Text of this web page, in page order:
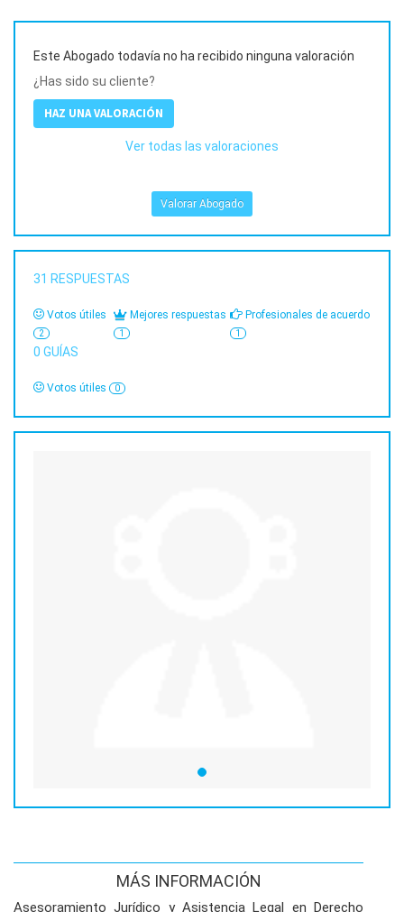
Este Abogado todavía no ha recibido ninguna valoración
¿Has sido su cliente?
HAZ UNA VALORACIÓN
Ver todas las valoraciones
Valorar Abogado
31 RESPUESTAS
Votos útiles
2
Mejores respuestas
1
Profesionales de acuerdo
1
0 GUÍAS
Votos útiles 0
MÁS INFORMACIÓN
Asesoramiento Jurídico y Asistencia Legal en Derecho